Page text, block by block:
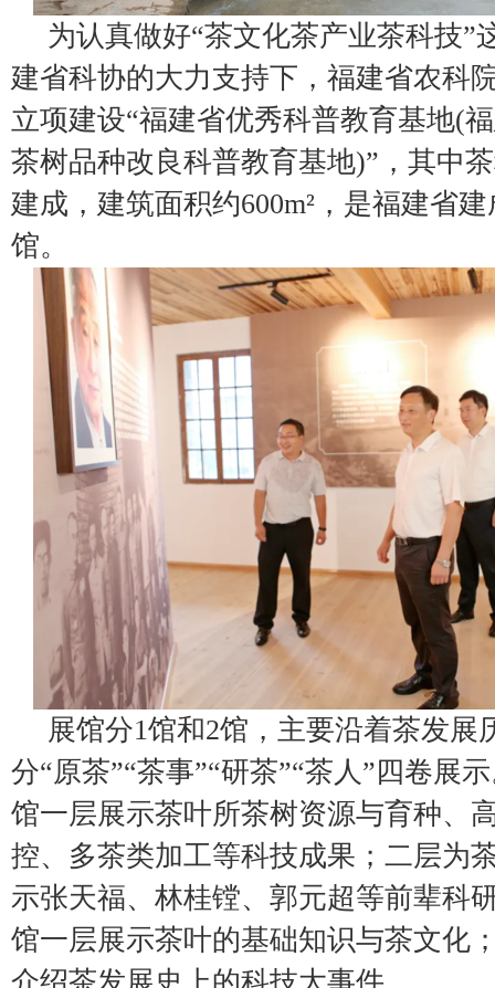
为认真做好“茶文化茶产业茶科技”
建省科协的大力支持下，福建省农科
立项建设“福建省优秀科普教育基地(
茶树品种改良科普教育基地)”，其中
建成，建筑面积约600m²，是福建省
馆。
展馆分1馆和2馆，主要沿着茶发展
分“原茶”“茶事”“研茶”“茶人”四卷展
馆一层展示茶叶所茶树资源与育种、
控、多茶类加工等科技成果；二层为
示张天福、林桂镗、郭元超等前辈科
馆一层展示茶叶的基础知识与茶文化
介绍茶发展史上的科技大事件。